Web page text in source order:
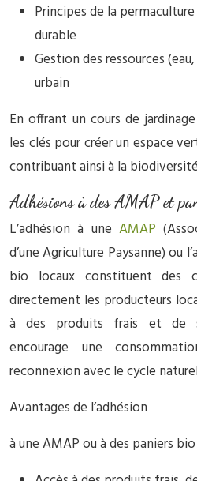
Principes de la
durable
Gestion des ressources
urbain
En offrant un cours de
les clés pour créer un espace
contribuant ainsi à la
Adhésions à des AMAP et
L’adhésion à une AMAP
d’une Agriculture Paysanne) ou
bio locaux constituent des
directement les producteurs
à des produits frais et de
encourage une
reconnexion avec le cycle
Avantages de l’adhésion
à une AMAP ou à des paniers